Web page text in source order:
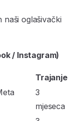
naši oglašivački
/ Instagram)
Trajanje
3
mjeseca